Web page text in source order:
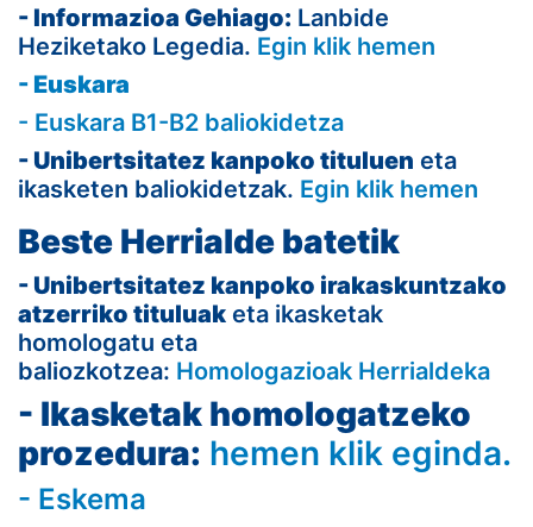
- Informazioa Gehiago: Lanbide
Heziketako Legedia. Egin klik hemen
- Euskara
- Euskara B1-B2 baliokidetza
- Unibertsitatez kanpoko tituluen eta
ikasketen baliokidetzak. Egin klik hemen
Beste Herrialde batetik
- Unibertsitatez kanpoko irakaskuntzako
atzerriko tituluak eta ikasketak
homologatu eta
baliozkotzea: Homologazioak Herrialdeka
- Ikasketak homologatzeko
prozedura: hemen klik eginda.
- Eskema